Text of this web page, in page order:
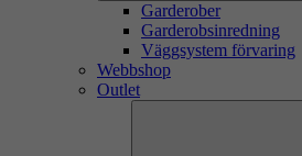
Garderober
Garderobsinredning
Väggsystem förvaring
Webbshop
Outlet